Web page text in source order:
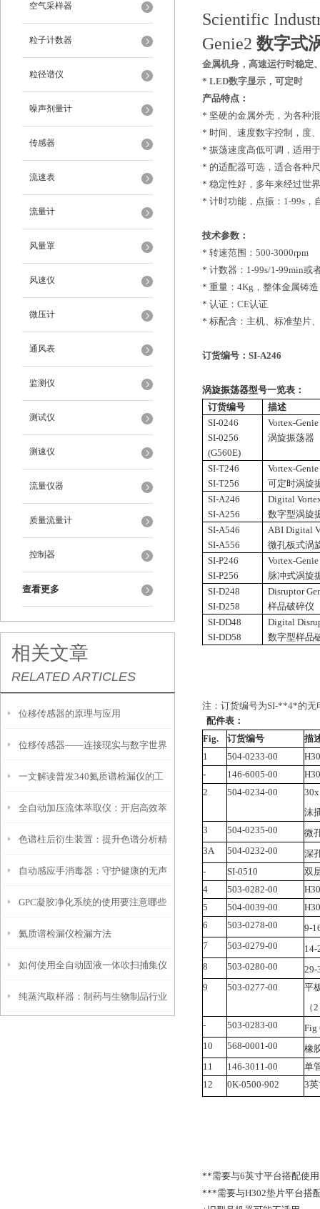
空气采样器
粒子计数器
粒径谱仪
噪声剂量计
传感器
流速表
流量计
风量罩
风速仪
微压计
通风表
监测仪
测试仪
测速仪
流量仪器
质量流量计
控制器
查看更多
相关文章
RELATED ARTICLES
位移传感器的原理与应用
位移传感器——连接现实与数字世界
的桥梁
一文解读普发340氦质谱检漏仪的工
作原理
全自动加压流体萃取仪：开启高效萃
取新时代
色谱柱后衍生装置：提升色谱分析精
度的利器
自动感应手消毒器：守护健康的无声
卫士
GPC凝胶净化系统的使用要注意哪些
操作？
氦质谱检漏仪检漏方法
如何使用全自动固液一体吹扫捕集仪
提升实验室效率
纯蒸汽取样器：制药与生物制品行业
Scientific
Genie2 数字式
金属机身，高速运行时稳定
* LED数字显示，可定时
产品特点 ：
* 坚硬的金属外壳，为各种
* 时间、速度数字控制，度
* 振荡速度高低可调，适用
* 的适配器可选，适合各种
* 稳定性好，多年来经过世
* 计时功能，点振 ：1-99s ，
技术参数 ：
* 转速范围：500-3000rpm
* 计数器：1-99s/1-99min或
* 重量：4Kg，整体金属铸
* 认证：CE认证
* 标配含：主机、标准垫片
订货编号 ：SI-A246
涡旋振荡器型号一览表：
订货编号
描述
SI-0246
SI-0256
(G560E)
Vortex-
涡旋振荡器
SI-T246
SI-T256
Vortex-
可定时涡旋
SI-A246
SI-A256
Digital
数字型涡旋
SI-A546
SI-A556
ABI Digital
微孔板式涡
SI-P246
SI-P256
Vortex-Genie
脉冲式涡旋
SI-D248
SI-D258
Disruptor
样品破碎仪
SI-DD48
SI-DD58
Digital
数字型样品
注：订货编号为SI-**4*的无
配件表：
Fig.
订货编号
描
1
504-0233-00
-
146-6005-00
2
504-0234-00
沫
3
504-0235-00
微
3A
504-0232-00
深
-
SI-0510
双
4
503-0282-00
5
504-0039-00
6
503-0278-00
9-
7
503-0279-00
14-
8
503-0280-00
29-
9
503-0277-00
平
（
-
503-0283-00
Fig
10
568-0001-00
橡
11
146-3011-00
单
12
0K-0500-902 3
**需要与6英寸平台搭配使用
***需要与H302垫片平台搭